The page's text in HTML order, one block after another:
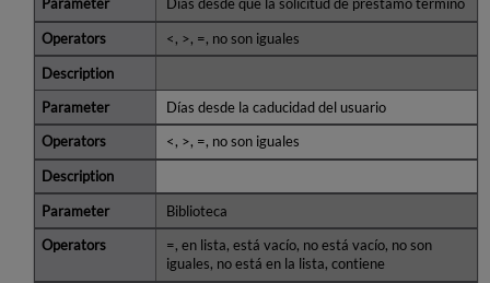
Días desde que la solicitud de préstamo terminó
<, >, =, no son iguales
Días desde la caducidad del usuario
<, >, =, no son iguales
Biblioteca
=, en lista, está vacío, no está vacío, no son
iguales, no está en la lista, contiene